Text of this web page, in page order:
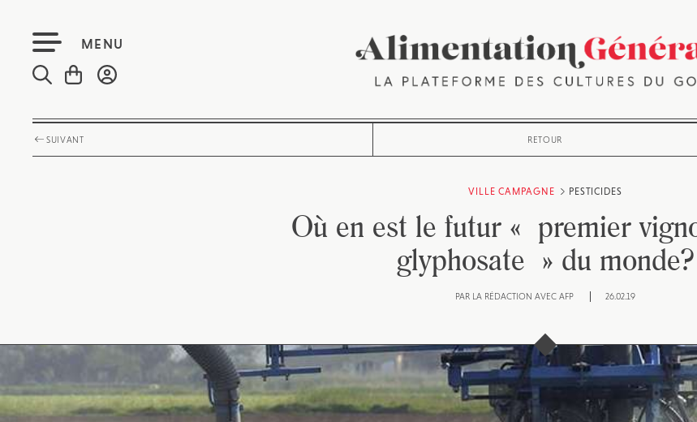
MENU
SUIVANT RETOUR
VILLE CAMPAGNE PESTICIDES
Où en est le futur « premier
glyphosate » du monde?
PAR LA RÉDACTION AVEC AFP 26.02.19
JE M'INSCRIS À LA NEWSLETTER
Pour recevoir toutes les deux semaines notre lettre
sélection d’articles …